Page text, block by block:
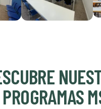
PROGRAMAS